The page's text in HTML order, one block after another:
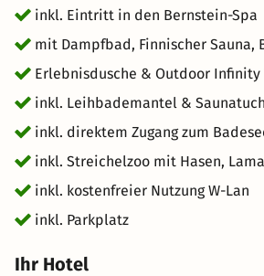
inkl. Eintritt in den Bernstein-Spa
mit Dampfbad, Finnischer Sauna,
Erlebnisdusche & Outdoor Infinity
inkl. Leihbademantel & Saunatuch
inkl. direktem Zugang zum
inkl. Streichelzoo mit Hasen,
inkl. kostenfreier Nutzung W-Lan
inkl. Parkplatz
Ihr Hotel